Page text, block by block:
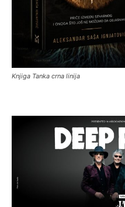
Knjiga Tanka crna linija